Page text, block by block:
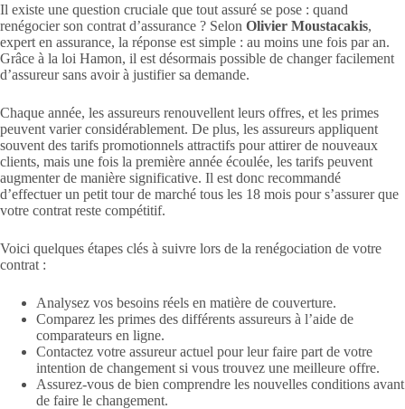
Il existe une question cruciale que tout assuré se pose : quand
renégocier son contrat d’assurance ? Selon Olivier Moustacakis,
expert en assurance, la réponse est simple : au moins une fois par an.
Grâce à la loi Hamon, il est désormais possible de changer facilement
d’assureur sans avoir à justifier sa demande.
Chaque année, les assureurs renouvellent leurs offres, et les primes
peuvent varier considérablement. De plus, les assureurs appliquent
souvent des tarifs promotionnels attractifs pour attirer de nouveaux
clients, mais une fois la première année écoulée, les tarifs peuvent
augmenter de manière significative. Il est donc recommandé
d’effectuer un petit tour de marché tous les 18 mois pour s’assurer que
votre contrat reste compétitif.
Voici quelques étapes clés à suivre lors de la renégociation de votre
contrat :
Analysez vos besoins réels en matière de couverture.
Comparez les primes des différents assureurs à l’aide de
comparateurs en ligne.
Contactez votre assureur actuel pour leur faire part de votre
intention de changement si vous trouvez une meilleure offre.
Assurez-vous de bien comprendre les nouvelles conditions avant
de faire le changement.